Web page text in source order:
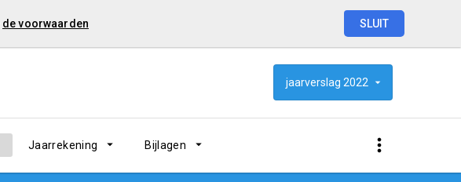
de voorwaarden SLUIT
jaarverslag 2022
Jaarrekening Bijlagen